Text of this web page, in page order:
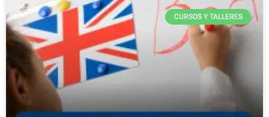
CURSOS Y TALLERES